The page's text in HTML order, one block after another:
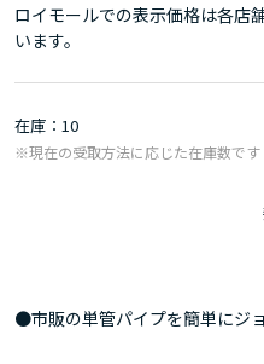
ロイモールでの表示価格は各店
います。
在庫 10
※現在の受取方法に応じた在庫数です
●市販の単管パイプを簡単にジョ